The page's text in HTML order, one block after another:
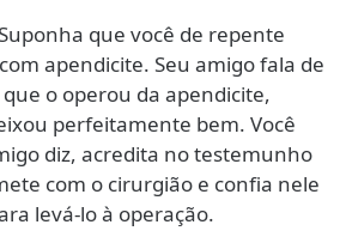
que você de repente
apendicite. Seu amigo fala de
o operou da apendicite,
perfeitamente bem. Você
diz, acredita no testemunho
com o cirurgião e confia nele
levá-lo à operação.